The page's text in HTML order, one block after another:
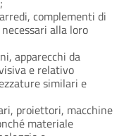
complementi di
alla loro
apparecchi da
e relativo
similari e
proiettori, macchine
materiale